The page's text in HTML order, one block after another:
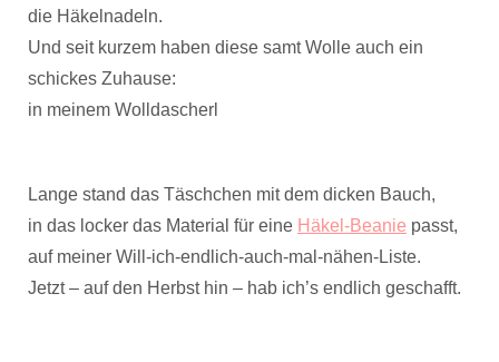
die Häkelnadeln.
Und seit kurzem haben diese samt Wolle auch ein
schickes Zuhause:
in meinem Wolldascherl
Lange stand das Täschchen mit dem dicken Bauch,
in das locker das Material für eine Häkel-Beanie passt,
auf meiner Will-ich-endlich-auch-mal-nähen-Liste.
Jetzt – auf den Herbst hin – hab ich’s endlich geschafft.